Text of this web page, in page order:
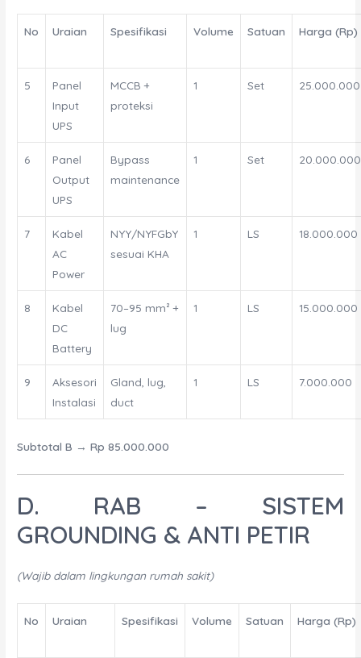
No Uraian Spesifikasi Volume Satuan Harga (Rp)
5
Panel
Input
UPS
MCCB +
proteksi
1 Set 25.000.000
6
Panel
Output
UPS
Bypass
maintenance
1 Set 20.000.000
7
Kabel
AC
Power
NYY/NYFGbY
sesuai KHA
1 LS 18.000.000
8
Kabel
DC
Battery
70–95 mm² +
lug
1 LS 15.000.000
9
Aksesori
Instalasi
Gland, lug,
duct
1 LS 7.000.000
Subtotal B →Rp 85.000.000
D. RAB – SISTEM
GROUNDING & ANTI PETIR
(Wajib dalam lingkungan rumah sakit)
No Uraian Spesifikasi Volume Satuan Harga (Rp)